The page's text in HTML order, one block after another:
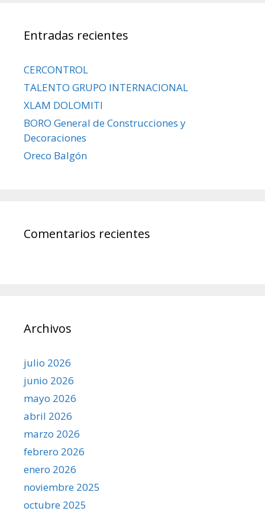
Entradas recientes
CERCONTROL
TALENTO GRUPO INTERNACIONAL
XLAM DOLOMITI
BORO General de Construcciones y
Decoraciones
Oreco Balgón
Comentarios recientes
Archivos
julio 2026
junio 2026
mayo 2026
abril 2026
marzo 2026
febrero 2026
enero 2026
noviembre 2025
octubre 2025